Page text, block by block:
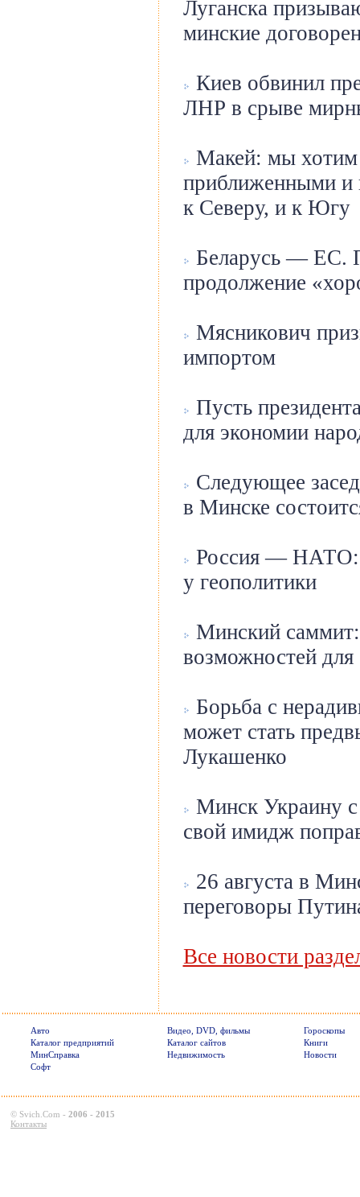
Луганска
минские
Киев обвинил
ЛНР в срыве
Макей: мы хотим
приближенными и
к Северу, и к Югу
Беларусь — ЕС.
продолжение
Мясникович
импортом
Пусть
для экономии
Следующее
в Минске
Россия — НАТО:
у геополитики
Минский
возможностей для
Борьба с
может стать
Лукашенко
Минск Украину
свой имидж
26 августа в
переговоры
Все новости
Авто Видео, DVD, фильмы
Гороскопы
Каталог предприятий
Каталог сайтов
Книги
МинСправка
Недвижимость
Новости
Софт
© Svich.Com - 2006 - 2015
Контакты